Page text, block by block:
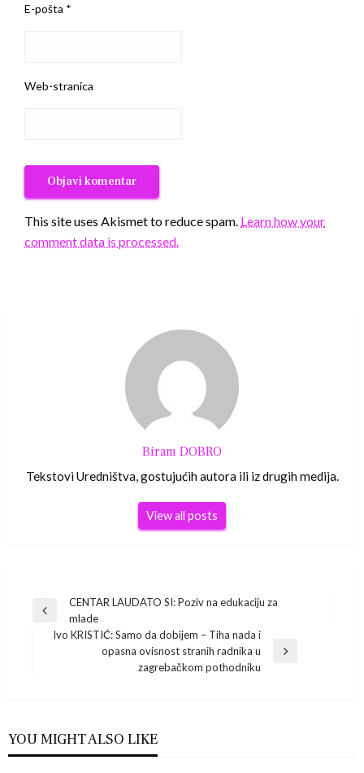
E-pošta *
Web-stranica
This site uses Akismet to reduce spam. Learn how your
comment data is processed.
Biram DOBRO
Tekstovi Uredništva, gostujućih autora ili iz drugih medija.
View all posts
Navigacija
objava
Previous
CENTAR LAUDATO SI: Poziv na edukaciju za
mlade
Ivo KRISTIĆ: Samo da dobijem – Tiha nada i
opasna ovisnost stranih radnika u
zagrebačkom pothodniku
YOU MIGHT ALSO LIKE